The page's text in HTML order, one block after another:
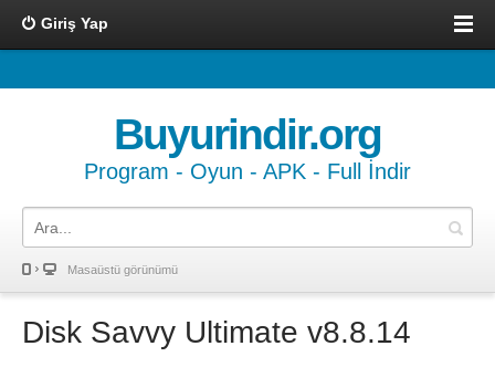
Giriş Yap
Buyurindir.org
Program - Oyun - APK - Full İndir
Masaüstü görünümü
Disk Savvy Ultimate v8.8.14